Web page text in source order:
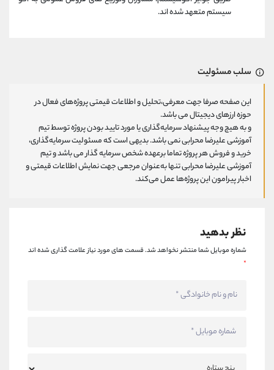
سیستم متعهد شده اند.
سلب مسئولیت
این صفحه صرفا جهت معرفی،تحلیل و اطلاعات قیمتی پروژه‌های فعال در
حوزه ارزهای دیجیتال می باشد.
و به هیچ وجه پیشنهاد سرمایه‌گذاری یا مورد تایید بودن پروژه توسط تیم
آموزشی علیرضا محرابی نمی باشد. بدیهی است که مسئولیت سرمایه‌گذاری،
خرید و فروش هر پروژه تماما برعهده شخص سرمایه گذار می باشد و تیم
آموزشی علیرضا محرابی تنها به‌عنوان مرجعی جهت نمایش اطلاعات قیمتی و
اخبار پیرامون این پروژه‌‌ها عمل می‌کند.
نظر بدهید
شماره موبایل شما منتشر نخواهد شد.قسمت های مورد نیاز علامت گذاری شده اند
*